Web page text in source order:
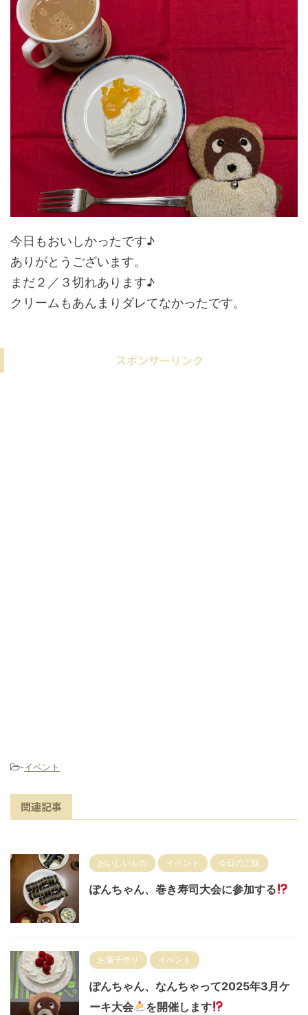
今日もおいしかったです♪
ありがとうございます。
まだ２／３切れあります♪
クリームもあんまりダレてなかったです。
スポンサーリンク
-イベント
関連記事
おいしいもの イベント 今日のご飯
ぽんちゃん、巻き寿司大会に参加する
お菓子作り イベント
ぽんちゃん、なんちゃって2025年3月ケ
ーキ大会
を開催します